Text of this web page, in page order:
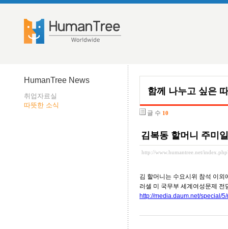
HumanTree News
취업자료실
따뜻한 소식
함께 나누고 싶은
글 수 10
김복동 할머니 주미
http://www.humantree.net/
김 할머니는 수요시위 참석 이
러셀 미 국무부 세계여성문제 전
http://media.daum.net/special/